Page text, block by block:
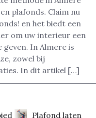
plafonds. Claim nu
en het biedt een
om uw interieur een
In Almere is
zowel bij
In dit artikel […]
Plafond laten